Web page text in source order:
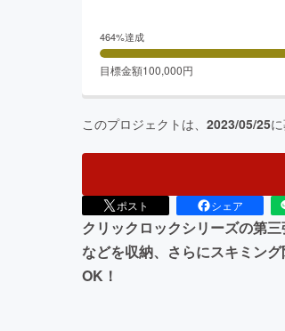
464%達成
目標金額100,000円
このプロジェクトは、 2023/05/25
ポスト シェア
クリックロックシリーズの第
などを収納、さらにスキミン
OK！